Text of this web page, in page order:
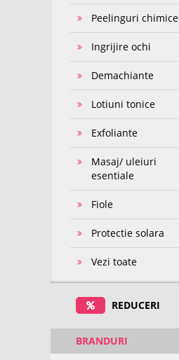
Peelinguri chimice
Ingrijire ochi
Demachiante
Lotiuni tonice
Exfoliante
Masaj/ uleiuri
esentiale
Fiole
Protectie solara
Vezi toate
REDUCERI
BRANDURI